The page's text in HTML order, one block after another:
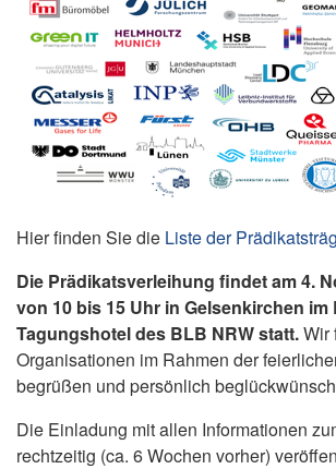
Hier finden Sie die Liste der
Die Prädikatsverleihung findet am 4.
von 10 bis 15 Uhr in Gelsenkirchen
Tagungshotel des BLB NRW statt.Wir
Organisationen im Rahmen der
begrüßen und persönlich
Die Einladung mit allen Informationen
rechtzeitig (ca. 6 Wochen vorher)